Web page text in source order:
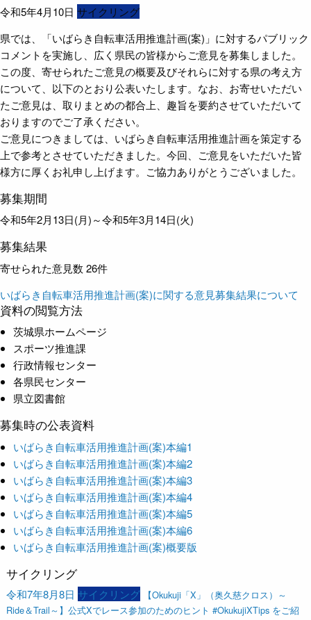
令和5年4月10日 サイクリング
県では、「いばらき自転車活用推進計画(案)」に対するパブリック
コメントを実施し、広く県民の皆様からご意見を募集しました。
この度、寄せられたご意見の概要及びそれらに対する県の考え方
について、以下のとおり公表いたします。なお、お寄せいただい
たご意見は、取りまとめの都合上、趣旨を要約させていただいて
おりますのでご了承ください。
ご意見につきましては、いばらき自転車活用推進計画を策定する
上で参考とさせていただきました。今回、ご意見をいただいた皆
様方に厚くお礼申し上げます。ご協力ありがとうございました。
募集期間
令和5年2月13日(月)～令和5年3月14日(火)
募集結果
寄せられた意見数 26件
いばらき自転車活用推進計画(案)に関する意見募集結果について
資料の閲覧方法
茨城県ホームページ
スポーツ推進課
行政情報センター
各県民センター
県立図書館
募集時の公表資料
いばらき自転車活用推進計画(案)本編1
いばらき自転車活用推進計画(案)本編2
いばらき自転車活用推進計画(案)本編3
いばらき自転車活用推進計画(案)本編4
いばらき自転車活用推進計画(案)本編5
いばらき自転車活用推進計画(案)本編6
いばらき自転車活用推進計画(案)概要版
サイクリング
令和7年8月8日 サイクリング
【Okukuji「X」（奥久慈クロス）～
Ride＆Trail～】公式Xでレース参加のためのヒント #OkukujiXTips をご紹